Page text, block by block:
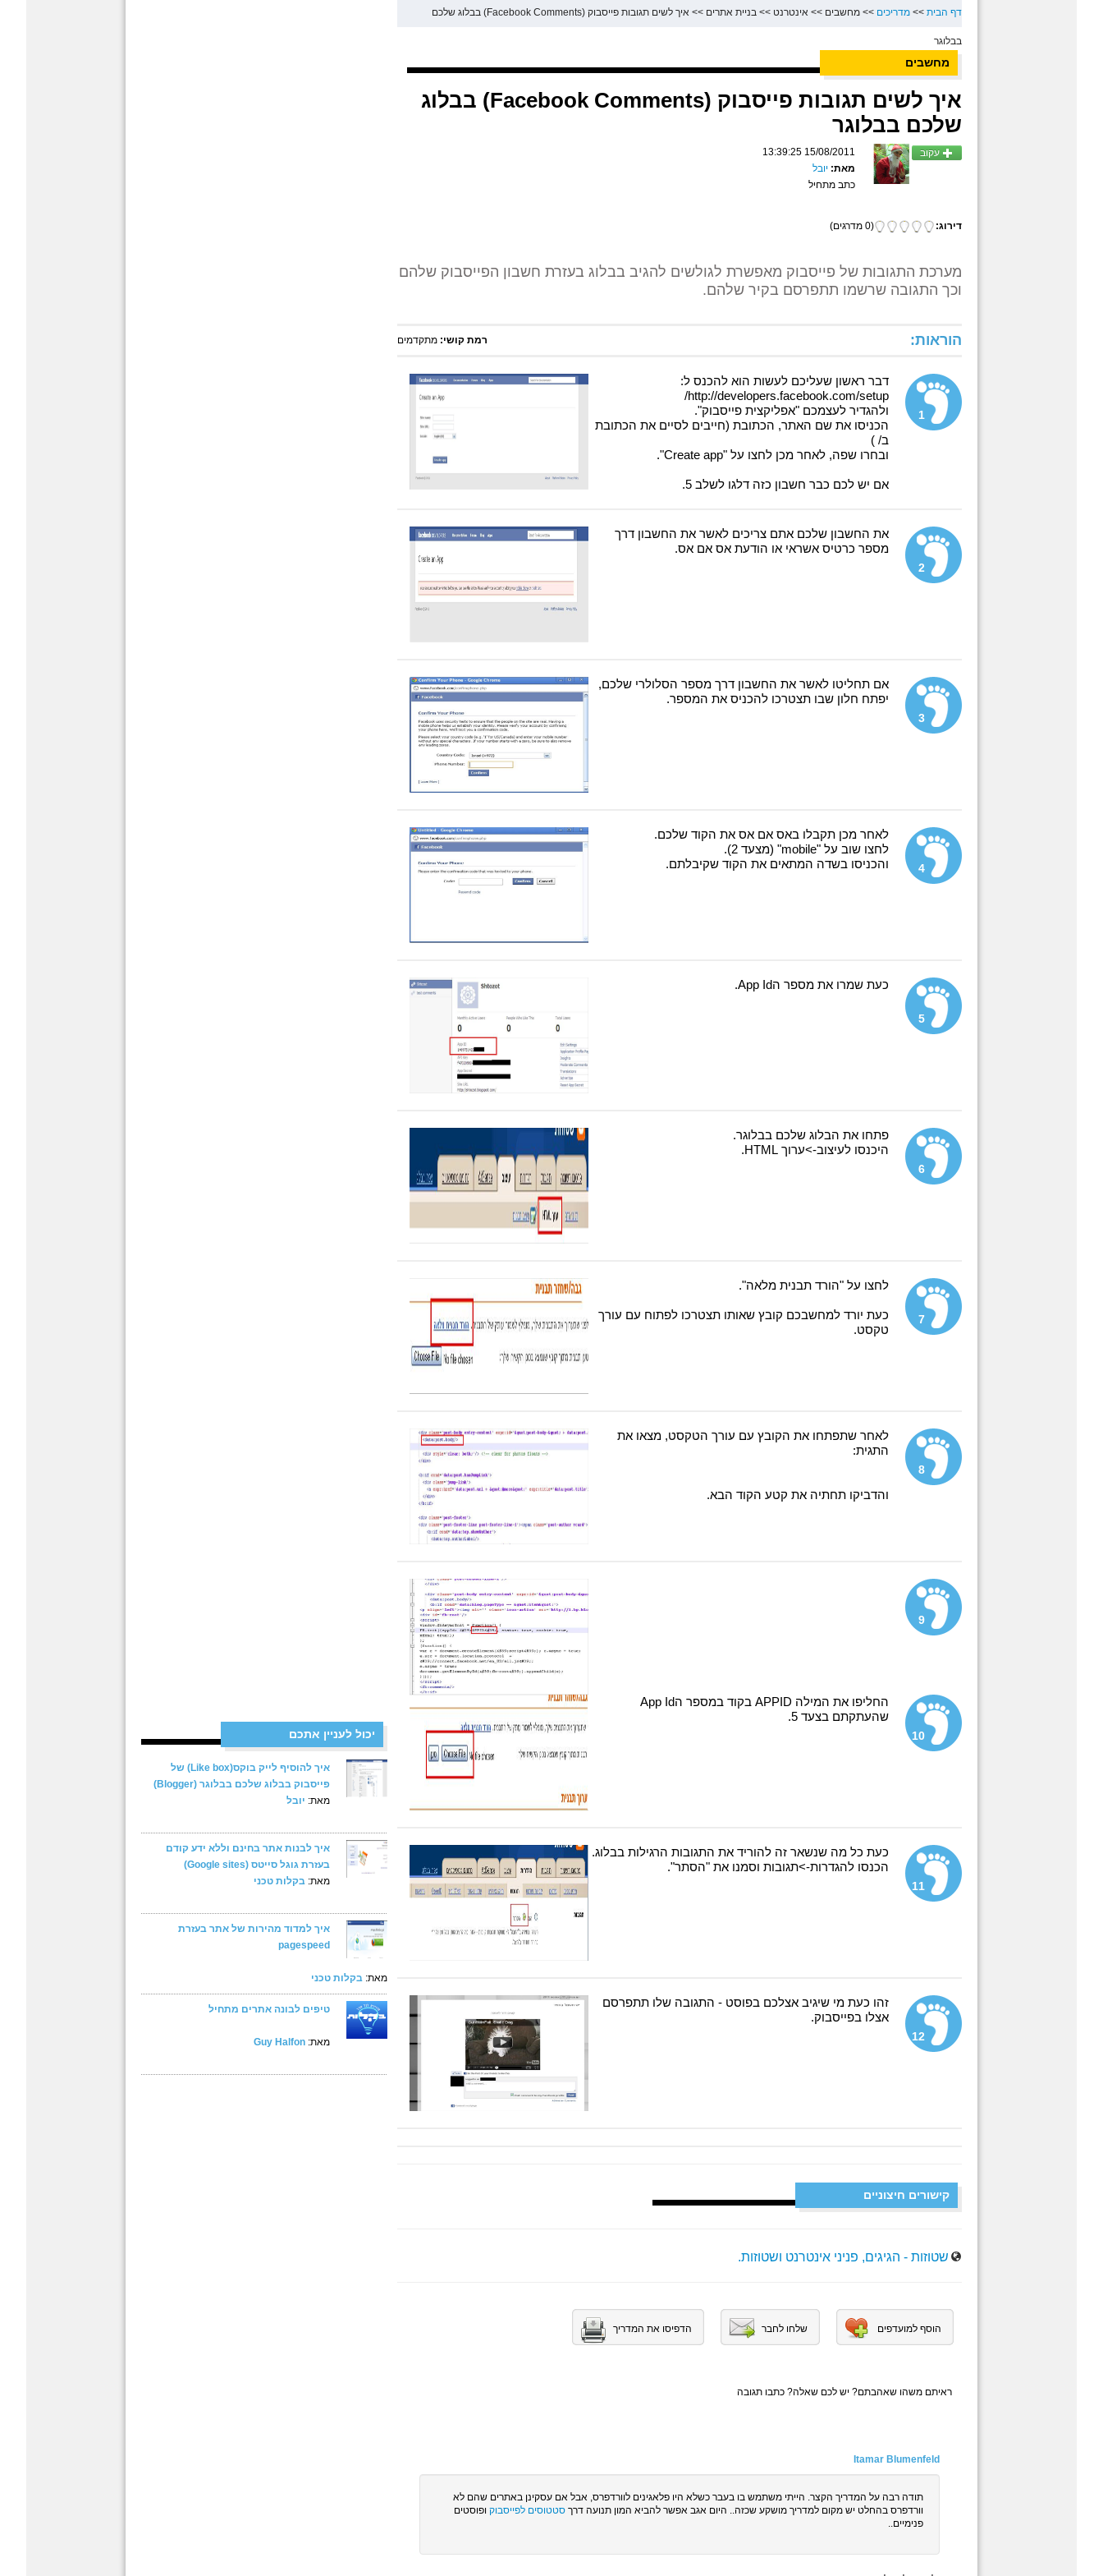
יכול לעניין אתכם
איך להוסיף לייק בוקס(Like box) של
פייסבוק בבלוג שלכם בבלוגר (Blogger)
מאת: יובל
איך לבנות אתר בחינם וללא ידע קודם
בעזרת גוגל סייטס (Google sites)
מאת: בקלות טכני
איך למדוד מהירות של אתר בעזרת
pagespeed
מאת: בקלות טכני
טיפים לבונה אתרים מתחיל
מאת: Guy Halfon
דף הבית >> מדריכים >> מחשבים >> אינטרנט >> בניית אתרים >> איך לשים תגובות פייסבוק (Facebook Comments) בבלוג שלכם
בבלוגר
מחשבים
איך לשים תגובות פייסבוק (Facebook Comments) בבלוג
שלכם בבלוגר
עקוב
15/08/2011 13:39:25
מאת: יובל
כתב מתחיל
דירוג: (0 מדרגים)
מערכת התגובות של פייסבוק מאפשרת לגולשים להגיב בבלוג בעזרת חשבון הפייסבוק שלהם
וכך התגובה שרשמו תתפרסם בקיר שלהם.
רמת קושי: מתקדמים הוראות:
1
דבר ראשון שעליכם לעשות הוא להכנס ל:
http://developers.facebook.com/setup/
ולהגדיר לעצמכם "אפליקצית פייסבוק".
הכניסו את שם האתר, הכתובת (חייבים לסיים את הכתובת
ב/ )
ובחרו שפה, לאחר מכן לחצו על "Create app".
אם יש לכם כבר חשבון כזה דלגו לשלב 5.
2
את החשבון שלכם אתם צריכים לאשר את החשבון דרך
מספר כרטיס אשראי או הודעת אס אם אס.
3
אם תחליטו לאשר את החשבון דרך מספר הסלולרי שלכם,
יפתח חלון שבו תצטרכו להכניס את המספר.
4
לאחר מכן תקבלו באס אם אס את הקוד שלכם.
לחצו שוב על "mobile" (מצעד 2).
והכניסו בשדה המתאים את הקוד שקיבלתם.
5
כעת שמרו את מספר הApp Id.
6
פתחו את הבלוג שלכם בבלוגר.
היכנסו לעיצוב->ערוך HTML.
7
לחצו על "הורד תבנית מלאה".
כעת יורד למחשבכם קובץ שאותו תצטרכו לפתוח עם עורך
טקסט.
8
לאחר שתפתחו את הקובץ עם עורך הטקסט, מצאו את
התגית:
והדביקו תחתיה את קטע הקוד הבא.
9
10
החליפו את המילה APPID בקוד במספר הApp Id
שהעתקתם בצעד 5.
11
כעת כל מה שנשאר זה להוריד את התגובות הרגילות בבלוג.
הכנסו להגדרות->תגובות וסמנו את "הסתר".
12
זהו כעת מי שיגיב אצלכם בפוסט - התגובה שלו תתפרסם
אצלו בפייסבוק.
קישורים חיצוניים
שטוזות - הגיגים, פניני אינטרנט ושטוזות.
הוסף למועדפים שלחו לחבר הדפיסו את המדריך
ראיתם משהו שאהבתם? יש לכם שאלה? כתבו תגובה
Itamar Blumenfeld
תודה רבה על המדריך הקצר. הייתי משתמש בו בעבר כשלא היו פלאגינים לוורדפרס, אבל אם עסקינן באתרים שהם לא
וורדפרס בהחלט יש מקום למדריך מושקע שכזה.. היום אגב אפשר להביא המון תנועה דרך סטטוסים לפייסבוק ופוסטים
פנימיים..